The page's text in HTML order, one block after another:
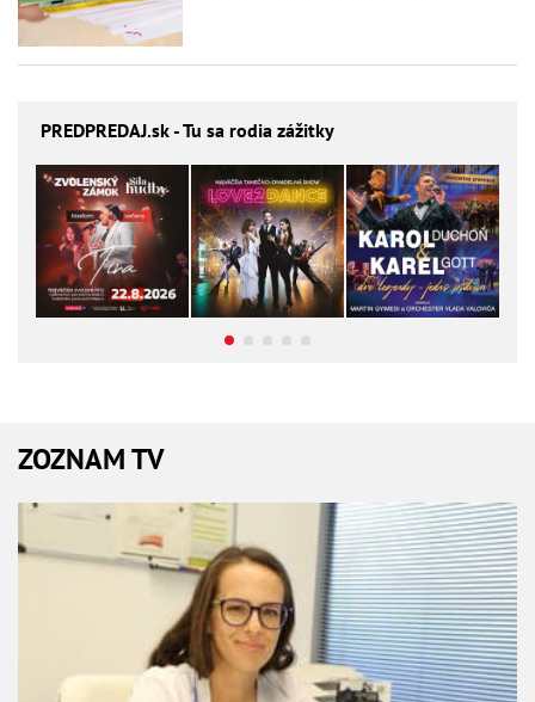
PREDPREDAJ.sk - Tu sa rodia zážitky
ZOZNAM TV